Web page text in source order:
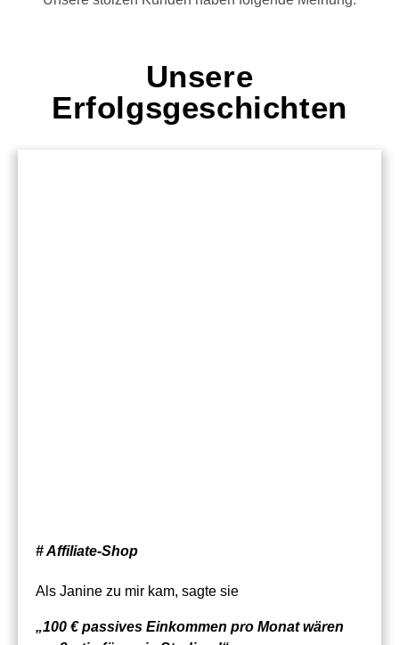
Unsere
Erfolgsgeschichten
# Affiliate-Shop
Als Janine zu mir kam, sagte sie
„100 € passives Einkommen pro Monat wären